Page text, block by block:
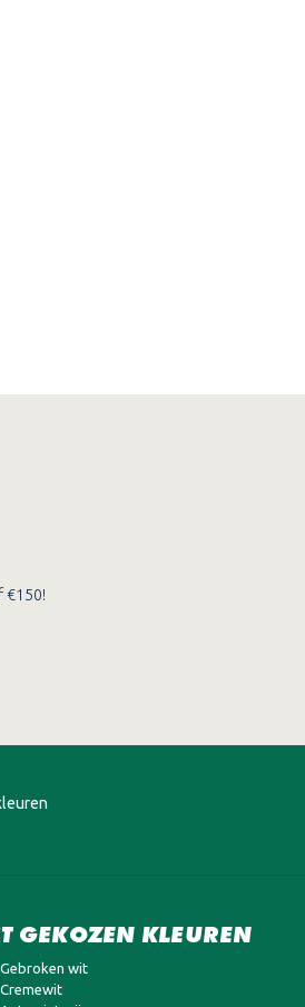
€150!
GEKOZEN KLEUREN
Gebroken wit